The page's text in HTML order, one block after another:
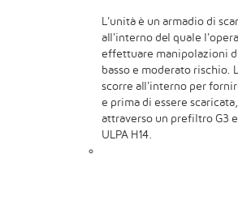
L'unità è un armadio di
all'interno del quale
effettuare manipolazioni
basso e moderato rischio.
scorre all'interno per
e prima di essere
attraverso un prefiltro G3
ULPA H14.